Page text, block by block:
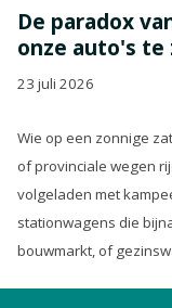
De paradox
onze auto's te
23 juli 2026
Wie op een zonnige
of provinciale wegen
volgeladen met
stationwagens die
bouwmarkt, of